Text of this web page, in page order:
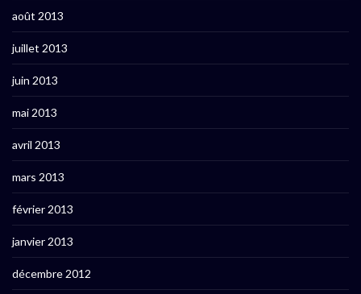
août 2013
juillet 2013
juin 2013
mai 2013
avril 2013
mars 2013
février 2013
janvier 2013
décembre 2012